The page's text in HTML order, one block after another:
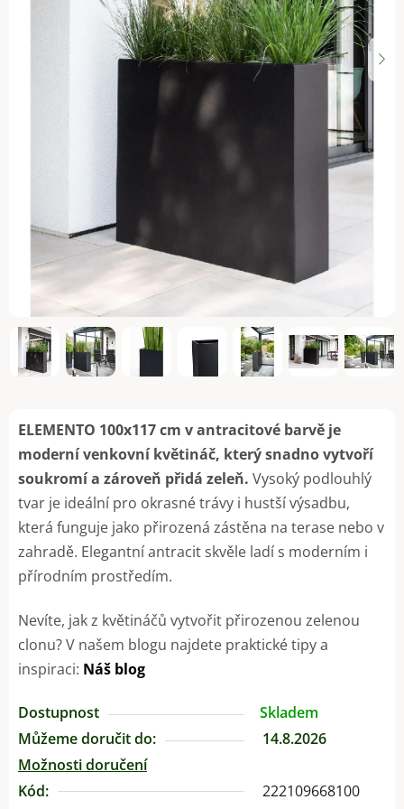
ELEMENTO 100x117 cm v antracitové barvě je
moderní venkovní květináč, který snadno vytvoří
soukromí a zároveň přidá zeleň. Vysoký podlouhlý
tvar je ideální pro okrasné trávy i hustší výsadbu,
která funguje jako přirozená zástěna na terase nebo v
zahradě. Elegantní antracit skvěle ladí s moderním i
přírodním prostředím.
Nevíte, jak z květináčů vytvořit přirozenou zelenou
clonu? V našem blogu najdete praktické tipy a
inspiraci: Náš blog
Dostupnost
Skladem
Můžeme doručit do:
14.8.2026
Možnosti doručení
Kód:
222109668100